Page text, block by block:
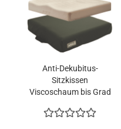
Anti-Dekubitus-
Sitzkissen
Viscoschaum bis Grad